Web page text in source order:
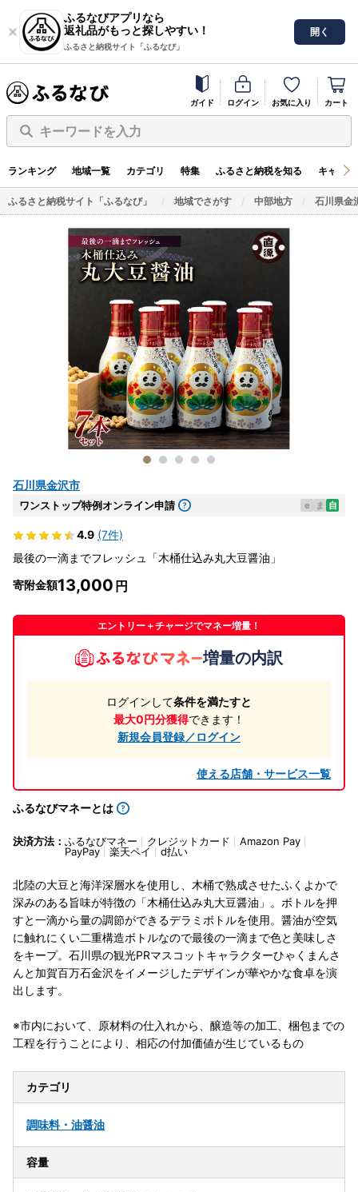
ふるなびアプリなら
返礼品がもっと探しやすい！
ふるさと納税サイト「ふるなび」
開く
ガイド ログイン お気に入り カート
キーワードを入力
ランキング 地域一覧 カテゴリ 特集 ふるさと納税を知る キャン
ふるさと納税サイト「ふるなび」 地域でさがす 中部地方 石川県金
石川県金沢市
ワンストップ特例オンライン申請 e ま 自
4.9 (7件)
最後の一滴までフレッシュ「木桶仕込み丸大豆醤油」
寄附金額13,000
エントリー＋チャージでマネー増量！
増量の内訳
ログインして条件を満たすと
最大0円分獲得できます！
新規会員登録／ログイン
使える店舗・サービス一覧
ふるなびマネーとは
決済方法： ふるなびマネー クレジットカード
Amazon Pay
PayPay
楽天ペイ d払い
北陸の大豆と海洋深層水を使用し、木桶で熟成させたふくよかで
深みのある旨味が特徴の「木桶仕込み丸大豆醤油」。ボトルを押
すと一滴から量の調節ができるデラミボトルを使用。醤油が空気
に触れにくい二重構造ボトルなので最後の一滴まで色と美味しさ
をキープ。石川県の観光PRマスコットキャラクターひゃくまんさ
んと加賀百万石金沢をイメージしたデザインが華やかな食卓を演
出します。
※市内において、原材料の仕入れから、醸造等の加工、梱包までの
工程を行うことにより、相応の付加価値が生じているもの
カテゴリ
調味料・油醤油
容量